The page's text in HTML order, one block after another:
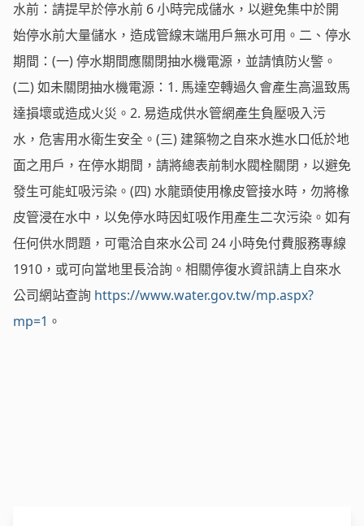
水前：請提早於停水前 6 小時完成儲水，以避免集中於開
始停水前大量儲水，造成管線末端用戶無水可用。二、停水
期間：(一) 停水期間應關閉抽水機電源，並請慎防火警。
(二) 如未關閉抽水機電源：1. 馬達空轉過久會產生高溫致馬
達損壞或造成火災。2. 易造成供水管網產生負壓吸入污
水，危害用水衛生安全。(三) 建築物之自來水進水口低於地
面之用戶，在停水期間，請將總表前制水閥栓關閉，以避免
發生可能虹吸污染。(四) 水龍頭使用橡皮管接水時，勿將橡
皮管浸在水中，以免停水時因虹吸作用產生二次污染。如有
任何供水問題，可電洽自來水公司 24 小時免付費服務專線
1910，或可向當地里長洽詢。相關停復水資訊請上自來水
公司網站查詢 https://www.water.gov.tw/mp.aspx?
mp=1 。